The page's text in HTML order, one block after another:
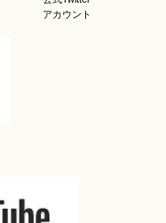
アカウント